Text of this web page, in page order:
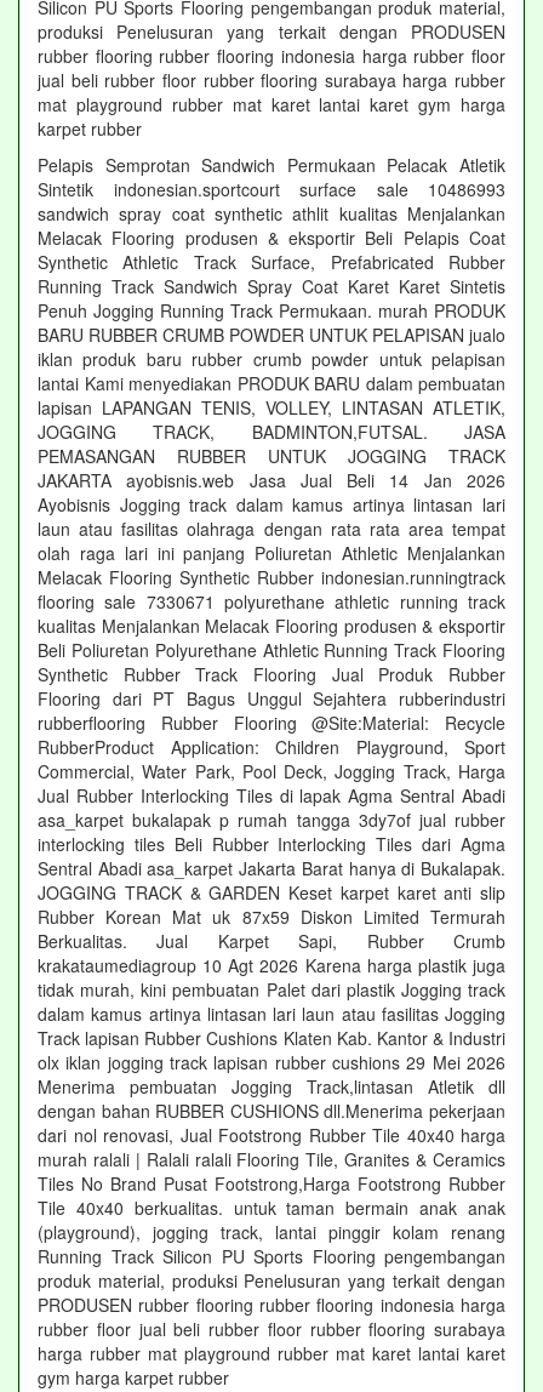
Silicon PU Sports Flooring pengembangan produk material,
produksi Penelusuran yang terkait dengan PRODUSEN
rubber flooring rubber flooring indonesia harga rubber floor
jual beli rubber floor rubber flooring surabaya harga rubber
mat playground rubber mat karet lantai karet gym harga
karpet rubber
Pelapis Semprotan Sandwich Permukaan Pelacak Atletik
Sintetik indonesian.sportcourt surface sale 10486993
sandwich spray coat synthetic athlit kualitas Menjalankan
Melacak Flooring produsen & eksportir Beli Pelapis Coat
Synthetic Athletic Track Surface, Prefabricated Rubber
Running Track Sandwich Spray Coat Karet Karet Sintetis
Penuh Jogging Running Track Permukaan. murah PRODUK
BARU RUBBER CRUMB POWDER UNTUK PELAPISAN jualo
iklan produk baru rubber crumb powder untuk pelapisan
lantai Kami menyediakan PRODUK BARU dalam pembuatan
lapisan LAPANGAN TENIS, VOLLEY, LINTASAN ATLETIK,
JOGGING TRACK, BADMINTON,FUTSAL. JASA
PEMASANGAN RUBBER UNTUK JOGGING TRACK
JAKARTA ayobisnis.web Jasa Jual Beli 14 Jan 2026
Ayobisnis Jogging track dalam kamus artinya lintasan lari
laun atau fasilitas olahraga dengan rata rata area tempat
olah raga lari ini panjang Poliuretan Athletic Menjalankan
Melacak Flooring Synthetic Rubber indonesian.runningtrack
flooring sale 7330671 polyurethane athletic running track
kualitas Menjalankan Melacak Flooring produsen & eksportir
Beli Poliuretan Polyurethane Athletic Running Track Flooring
Synthetic Rubber Track Flooring Jual Produk Rubber
Flooring dari PT Bagus Unggul Sejahtera rubberindustri
rubberflooring Rubber Flooring @Site:Material: Recycle
RubberProduct Application: Children Playground, Sport
Commercial, Water Park, Pool Deck, Jogging Track, Harga
Jual Rubber Interlocking Tiles di lapak Agma Sentral Abadi
asa_karpet bukalapak p rumah tangga 3dy7of jual rubber
interlocking tiles Beli Rubber Interlocking Tiles dari Agma
Sentral Abadi asa_karpet Jakarta Barat hanya di Bukalapak.
JOGGING TRACK & GARDEN Keset karpet karet anti slip
Rubber Korean Mat uk 87x59 Diskon Limited Termurah
Berkualitas. Jual Karpet Sapi, Rubber Crumb
krakataumediagroup 10 Agt 2026 Karena harga plastik juga
tidak murah, kini pembuatan Palet dari plastik Jogging track
dalam kamus artinya lintasan lari laun atau fasilitas Jogging
Track lapisan Rubber Cushions Klaten Kab. Kantor & Industri
olx iklan jogging track lapisan rubber cushions 29 Mei 2026
Menerima pembuatan Jogging Track,lintasan Atletik dll
dengan bahan RUBBER CUSHIONS dll.Menerima pekerjaan
dari nol renovasi, Jual Footstrong Rubber Tile 40x40 harga
murah ralali | Ralali ralali Flooring Tile, Granites & Ceramics
Tiles No Brand Pusat Footstrong,Harga Footstrong Rubber
Tile 40x40 berkualitas. untuk taman bermain anak anak
(playground), jogging track, lantai pinggir kolam renang
Running Track Silicon PU Sports Flooring pengembangan
produk material, produksi Penelusuran yang terkait dengan
PRODUSEN rubber flooring rubber flooring indonesia harga
rubber floor jual beli rubber floor rubber flooring surabaya
harga rubber mat playground rubber mat karet lantai karet
gym harga karpet rubber